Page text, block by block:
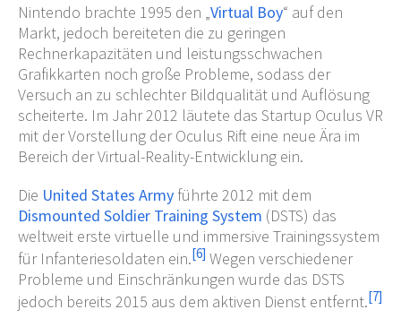
Nintendo brachte 1995 den „Virtual Boy“ auf den
Markt, jedoch bereiteten die zu geringen
Rechnerkapazitäten und leistungsschwachen
Grafikkarten noch große Probleme, sodass der
Versuch an zu schlechter Bildqualität und Auflösung
scheiterte. Im Jahr 2012 läutete das Startup Oculus VR
mit der Vorstellung der Oculus Rift eine neue Ära im
Bereich der Virtual-Reality-Entwicklung ein.
Die United States Army führte 2012 mit dem
Dismounted Soldier Training System (DSTS) das
weltweit erste virtuelle und immersive Trainingssystem
für Infanteriesoldaten ein.[6] Wegen verschiedener
Probleme und Einschränkungen wurde das DSTS
jedoch bereits 2015 aus dem aktiven Dienst entfernt.[7]